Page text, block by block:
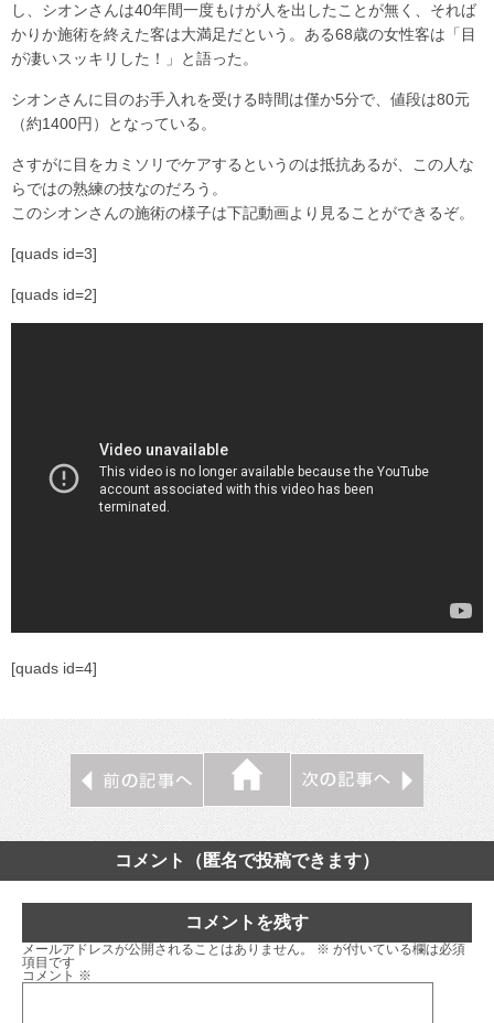
し、シオンさんは40年間一度もけが人を出したことが無く、それば
かりか施術を終えた客は大満足だという。ある68歳の女性客は「目
が凄いスッキリした！」と語った。
シオンさんに目のお手入れを受ける時間は僅か5分で、値段は80元
（約1400円）となっている。
さすがに目をカミソリでケアするというのは抵抗あるが、この人な
らではの熟練の技なのだろう。
このシオンさんの施術の様子は下記動画より見ることができるぞ。
[quads id=3]
[quads id=2]
[quads id=4]
コメント（匿名で投稿できます）
コメントを残す
メールアドレスが公開されることはありません。 ※ が付いている欄は必須
項目です
コメント ※